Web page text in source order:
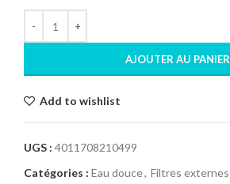
AJOUTER AU PANIER
Add to wishlist
UGS : 4011708210499
Catégories : Eau douce, Filtres externes